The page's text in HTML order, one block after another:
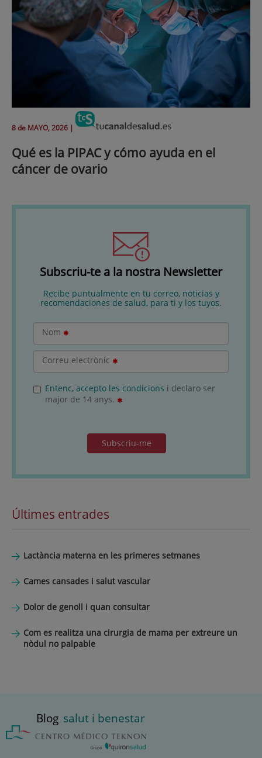
8 de MAYO, 2026 |
Qué es la PIPAC y cómo ayuda en el
cáncer de ovario
Subscriu-te a la nostra Newsletter
Recibe puntualmente en tu correo, noticias y
recomendaciones de salud, para ti y los tuyos.
Nom
Correu electrònic
Entenc, accepto les condicions i declaro ser
major de 14 anys.
Subscriu-me
Últimes entrades
Lactància materna en les primeres setmanes
Cames cansades i salut vascular
Dolor de genoll i quan consultar
Com es realitza una cirurgia de mama per extreure un
nòdul no palpable
Blog salut i benestar